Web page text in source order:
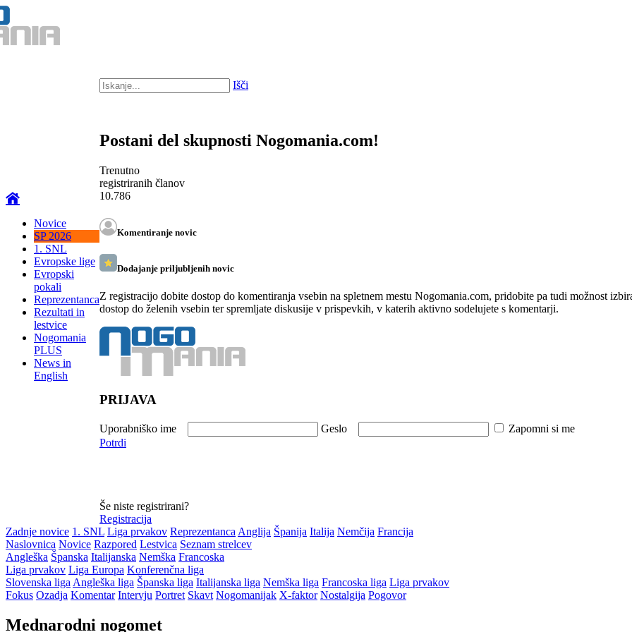
Novice
SP 2026
1. SNL
Evropske lige
Evropski
pokali
Reprezentanca
Rezultati in
lestvice
Nogomania
PLUS
News in
English
Išči
Postani del skupnosti Nogomania.com!
Trenutno
registriranih članov
10.786
Komentiranje novic
Dodajanje priljubljenih novic
Z registracijo dobite dostop do komentiranja vsebin na spletnem mestu Nogomania.com, pridobite pa tudi možnost
dostop do želenih vsebin ter spremljate diskusije v prispevkih, v katerih aktivno sodelujete s komentarji.
PRIJAVA
Uporabniško ime Geslo Zapomni si me
Potrdi
Še niste registrirani?
Registracija
Zadnje novice 1. SNL Liga prvakov Reprezentanca Anglija Španija Italija Nemčija Francija
Naslovnica Novice Razpored Lestvica Seznam strelcev
Angleška Španska Italijanska Nemška Francoska
Liga prvakov Liga Europa Konferenčna liga
Slovenska liga Angleška liga Španska liga Italijanska liga Nemška liga Francoska liga Liga prvakov
Fokus Ozadja Komentar Intervju Portret Skavt Nogomanijak X-faktor Nostalgija Pogovor
Mednarodni nogomet